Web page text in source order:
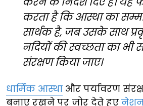
करता है कि आस्था का
सार्थक है, जब उसके साथ
नदियों की स्वच्छता का भी
संरक्षण किया जाए।
धार्मिक आस्था और पर्यावरण
बनाए रखने पर जोर देते हुए